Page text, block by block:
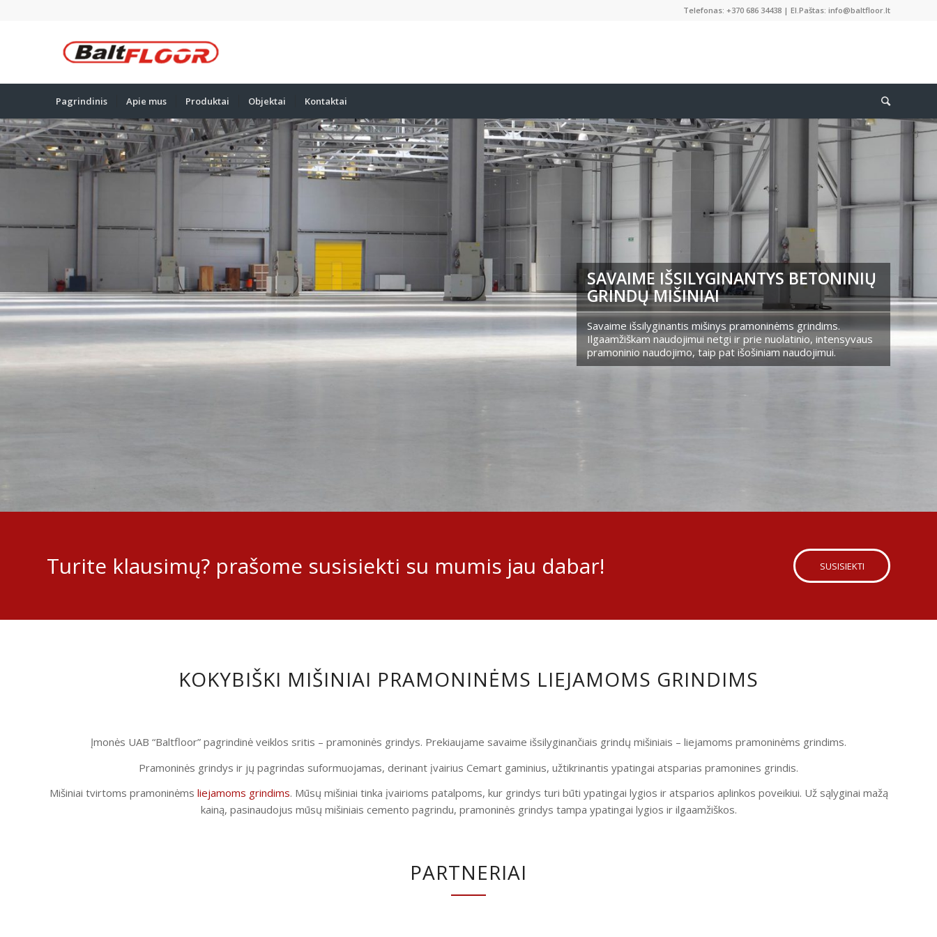
Telefonas: +370 686 34438 | El.Paštas: info@baltfloor.lt
Pagrindinis Apie mus Produktai Objektai Kontaktai
SAVAIME IŠSILYGINANTYS BETONINIŲ
GRINDŲ MIŠINIAI
Savaime išsilyginantis mišinys pramoninėms grindims.
Ilgaamžiškam naudojimui netgi ir prie nuolatinio, intensyvaus
pramoninio naudojimo, taip pat išošiniam naudojimui.
Turite klausimų? prašome susisiekti su mumis jau dabar! SUSISIEKTI
KOKYBIŠKI MIŠINIAI PRAMONINĖMS LIEJAMOMS GRINDIMS
Įmonės UAB “Baltfloor” pagrindinė veiklos sritis – pramoninės grindys. Prekiaujame savaime išsilyginančiais grindų mišiniais – liejamoms pramoninėms grindims.
Pramoninės grindys ir jų pagrindas suformuojamas, derinant įvairius Cemart gaminius, užtikrinantis ypatingai atsparias pramonines grindis.
Mišiniai tvirtoms pramoninėms liejamoms grindims. Mūsų mišiniai tinka įvairioms patalpoms, kur grindys turi būti ypatingai lygios ir atsparios aplinkos poveikiui. Už sąlyginai mažą
kainą, pasinaudojus mūsų mišiniais cemento pagrindu, pramoninės grindys tampa ypatingai lygios ir ilgaamžiškos.
PARTNERIAI